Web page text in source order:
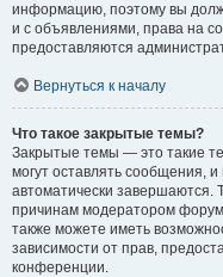
информацию, поэтому вы
и с объявлениями, права на
предоставляются
Вернуться к началу
Что такое закрытые темы?
Закрытые темы — это такие
могут оставлять сообщения,
автоматически завершаются.
причинам модератором
также можете иметь
зависимости от прав,
конференции.